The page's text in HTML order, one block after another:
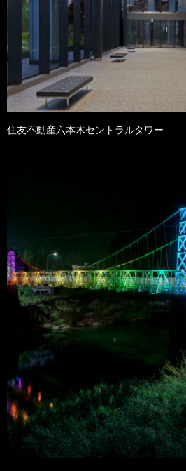
住友不動産六本木セントラルタワー